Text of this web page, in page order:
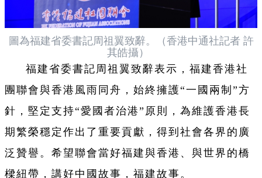
圖為福建省委書記周祖翼致辭。（香港中通社記者 許
其皓攝）
福建省委書記周祖翼致辭表示，福建香港社
團聯會與香港風雨同舟，始終擁護“一國兩制”方
針，堅定支持“愛國者治港”原則，為維護香港長
期繁榮穩定作出了重要貢獻，得到社會各界的廣
泛贊譽。希望聯會當好福建與香港、與世界的橋
樑紐帶，講好中國故事，福建故事。